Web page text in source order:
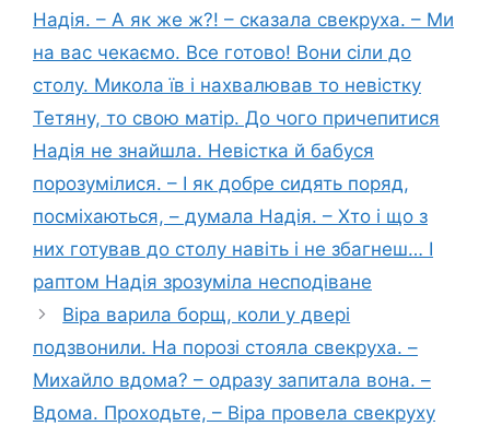
Надія. – А як же ж?! – сказала свекруха. – Ми
на вас чекаємо. Все готово! Вони сіли до
столу. Микола їв і нахвалював то невістку
Тетяну, то свою матір. До чого причепитися
Надія не знайшла. Невістка й бабуся
порозумілися. – І як добре сидять поряд,
посміхаються, – думала Надія. – Хто і що з
них готував до столу навіть і не збагнеш… І
раптом Надія зрозуміла несподіване
Віра варила борщ, коли у двері
подзвонили. На порозі стояла свекруха. –
Михайло вдома? – одразу запитала вона. –
Вдома. Проходьте, – Віра провела свекруху